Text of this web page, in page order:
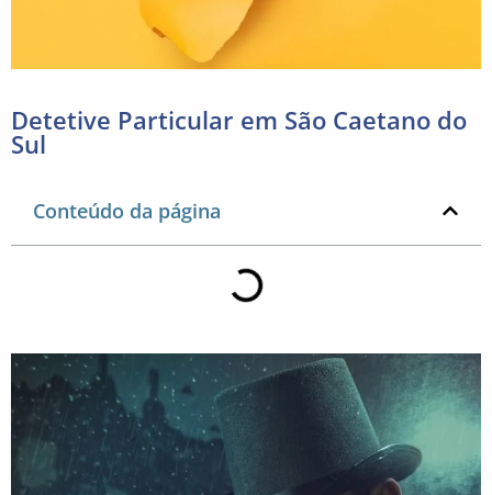
Detetive Particular em São Caetano do
Sul
Conteúdo da página